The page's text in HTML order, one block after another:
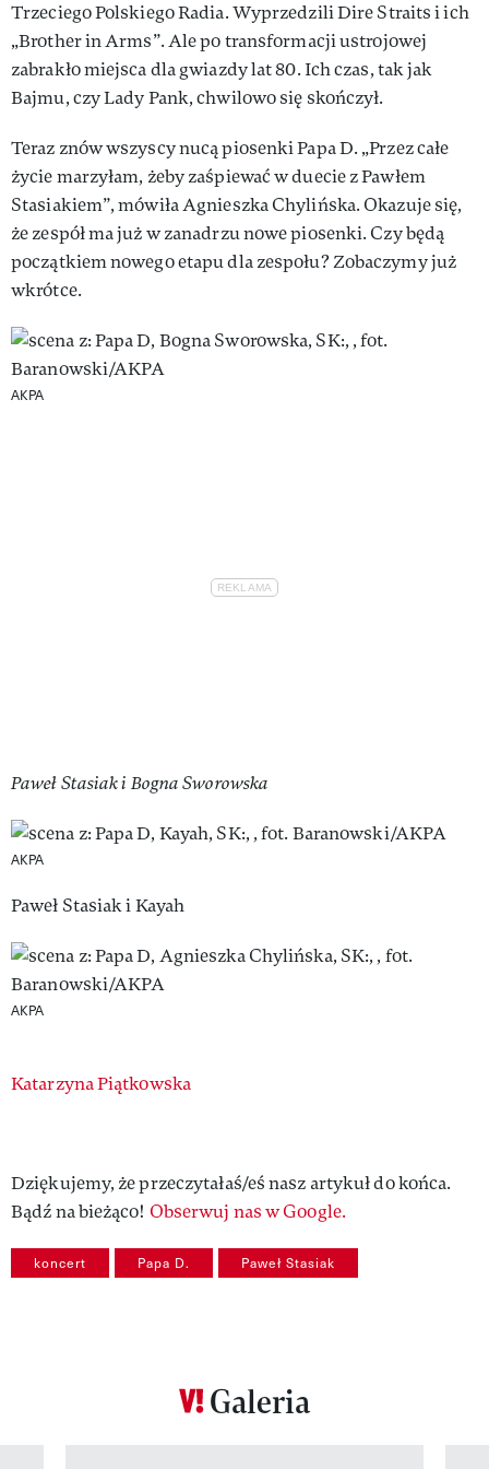
Trzeciego Polskiego Radia. Wyprzedzili Dire Straits i ich
„Brother in Arms”. Ale po transformacji ustrojowej
zabrakło miejsca dla gwiazdy lat 80. Ich czas, tak jak
Bajmu, czy Lady Pank, chwilowo się skończył.
Teraz znów wszyscy nucą piosenki Papa D. „Przez całe
życie marzyłam, żeby zaśpiewać w duecie z Pawłem
Stasiakiem”, mówiła Agnieszka Chylińska. Okazuje się,
że zespół ma już w zanadrzu nowe piosenki. Czy będą
początkiem nowego etapu dla zespołu? Zobaczymy już
wkrótce.
AKPA
Paweł Stasiak i Bogna Sworowska
AKPA
Paweł Stasiak i Kayah
AKPA
Authors
Katarzyna Piątkowska
Dziękujemy, że przeczytałaś/eś nasz artykuł do końca.
Bądź na bieżąco! Obserwuj nas w Google.
koncert Papa D. Paweł Stasiak
Galeria